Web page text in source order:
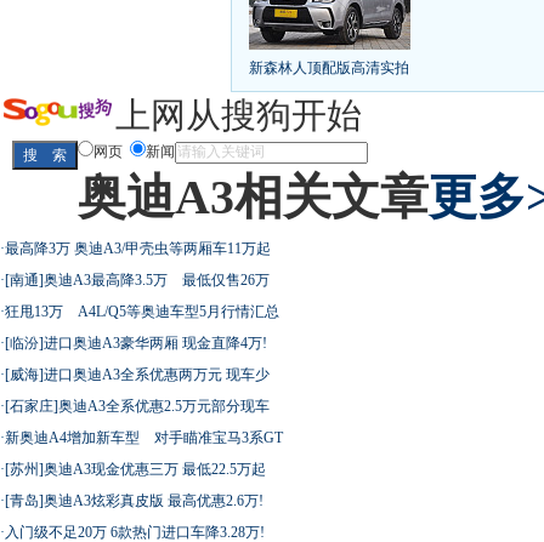
凯越已跌至8折甩卖 6款合资自主车是真的低价
给中国人争气的热销SUV 全新马自达6：海外
10万元新车叫板合资 15万买车谁好
长城2013年新SUV规划曝光
全新胜达23日上市 秒杀日系的SUV
大众6万
最高法解释：醉驾毒驾发生交通事故 交强险应
新森林人顶配版高清实拍
屌丝必看世界末日逃亡车
最强山寨 又奥迪又奔驰
上网从搜狗开始
网页 新闻
奥迪A3相关文章更多
·最高降3万 奥迪A3/甲壳虫等两厢车11万起
·[南通]奥迪A3最高降3.5万 最低仅售26万
·狂甩13万 A4L/Q5等奥迪车型5月行情汇总
·[临汾]进口奥迪A3豪华两厢 现金直降4万!
·[威海]进口奥迪A3全系优惠两万元 现车少
·[石家庄]奥迪A3全系优惠2.5万元部分现车
·新奥迪A4增加新车型 对手瞄准宝马3系GT
·[苏州]奥迪A3现金优惠三万 最低22.5万起
·[青岛]奥迪A3炫彩真皮版 最高优惠2.6万!
· 入门级不足20万 6款热门进口车降3.28万!